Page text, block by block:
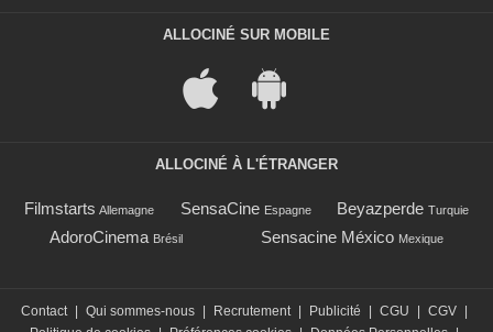
ALLOCINÉ SUR MOBILE
ALLOCINÉ À L'ÉTRANGER
Filmstarts Allemagne SensaCine Espagne Beyazperde Turquie
AdoroCinema Brésil Sensacine México Mexique
Contact Qui sommes-nous Recrutement Publicité CGU CGV